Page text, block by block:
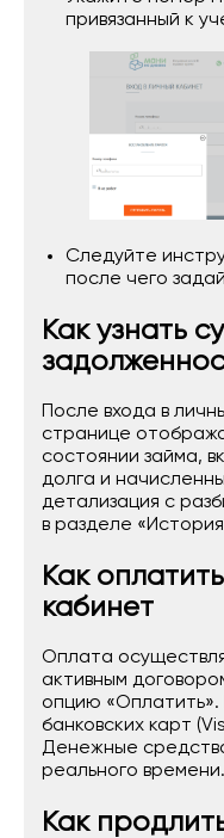
привязанный к
Следуйте
после чего
Как узнать
После входа в
странице
состоянии займа,
долга и
детализация с
в разделе
Как
кабинет
Оплата
активным
опцию
банковских карт
Денежные
реального времени.
Как